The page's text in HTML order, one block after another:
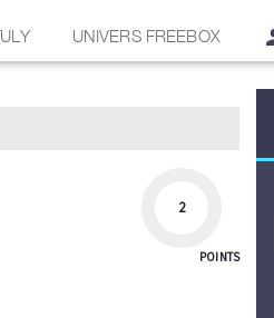
UNIVERS FREEBOX
2
POINTS